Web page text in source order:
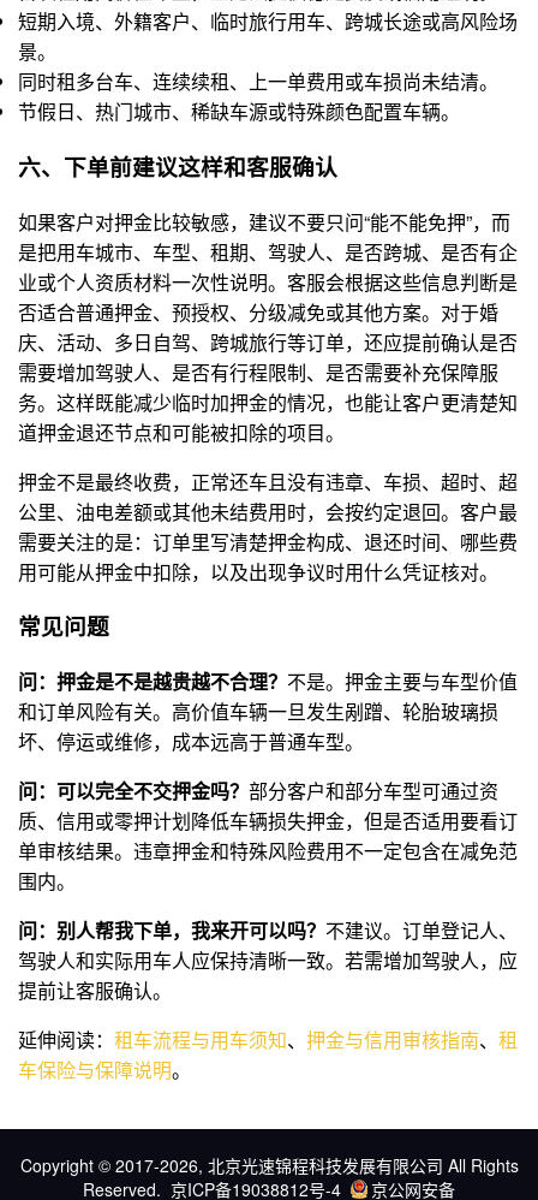
短期入境、外籍客户、临时旅行用车、跨城长途或高风险场
景。
同时租多台车、连续续租、上一单费用或车损尚未结清。
节假日、热门城市、稀缺车源或特殊颜色配置车辆。
六、下单前建议这样和客服确认
如果客户对押金比较敏感，建议不要只问“能不能免押”，而
是把用车城市、车型、租期、驾驶人、是否跨城、是否有企
业或个人资质材料一次性说明。客服会根据这些信息判断是
否适合普通押金、预授权、分级减免或其他方案。对于婚
庆、活动、多日自驾、跨城旅行等订单，还应提前确认是否
需要增加驾驶人、是否有行程限制、是否需要补充保障服
务。这样既能减少临时加押金的情况，也能让客户更清楚知
道押金退还节点和可能被扣除的项目。
押金不是最终收费，正常还车且没有违章、车损、超时、超
公里、油电差额或其他未结费用时，会按约定退回。客户最
需要关注的是：订单里写清楚押金构成、退还时间、哪些费
用可能从押金中扣除，以及出现争议时用什么凭证核对。
常见问题
问：押金是不是越贵越不合理？ 不是。押金主要与车型价值
和订单风险有关。高价值车辆一旦发生剐蹭、轮胎玻璃损
坏、停运或维修，成本远高于普通车型。
问：可以完全不交押金吗？ 部分客户和部分车型可通过资
质、信用或零押计划降低车辆损失押金，但是否适用要看订
单审核结果。违章押金和特殊风险费用不一定包含在减免范
围内。
问：别人帮我下单，我来开可以吗？ 不建议。订单登记人、
驾驶人和实际用车人应保持清晰一致。若需增加驾驶人，应
提前让客服确认。
延伸阅读： 租车流程与用车须知、 押金与信用审核指南、 租
车保险与保障说明。
Copyright © 2017-2026, 北京光速锦程科技发展有限公司 All Rights
Reserved. 京ICP备19038812号-4 京公网安备